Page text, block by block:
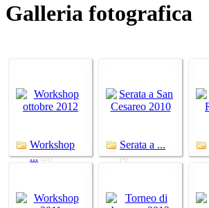
Galleria fotografica
Workshop
... (21)
Serata a ...
(4)